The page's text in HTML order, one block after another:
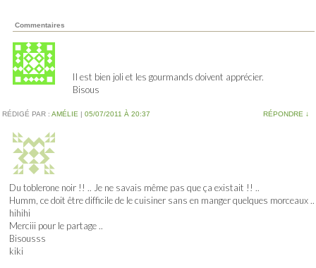
Commentaires
Il est bien joli et les gourmands doivent apprécier.
Bisous
RÉDIGÉ PAR : AMÉLIE | 05/07/2011 À 20:37 RÉPONDRE ↓
Du toblerone noir !! .. Je ne savais même pas que ça existait !! ..
Humm, ce doit être difficile de le cuisiner sans en manger quelques morceaux ..
hihihi
Merciii pour le partage ..
Bisousss
kiki